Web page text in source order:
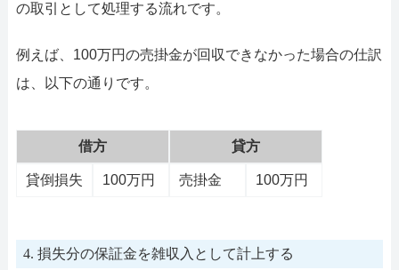
の取引として処理する流れです。
例えば、100万円の売掛金が回収できなかった場合の仕訳
は、以下の通りです。
借方 貸方
貸倒損失 100万円 売掛金 100万円
4. 損失分の保証金を雑収入として計上する